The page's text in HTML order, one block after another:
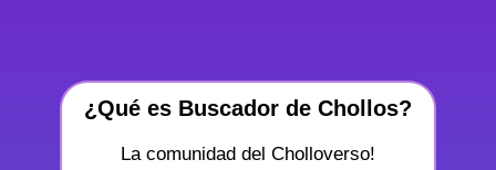
¿Qué es Buscador de Chollos?
La comunidad del Cholloverso!